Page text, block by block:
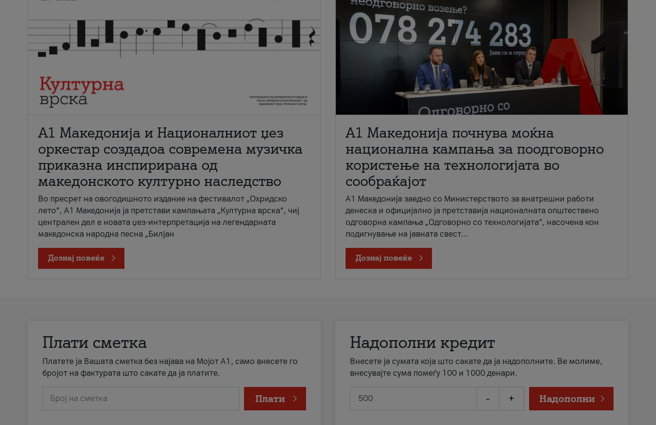
А1 Македонија и Националниот џез
оркестар создадоа современа музичка
приказна инспирирана од
македонското културно наследство
Во пресрет на овогодишното издание на фестивалот „Охридско
лето“, А1 Македонија ја претстави кампањата „Културна врска“, чиј
централен дел е новата џез-интерпретација на легендарната
македонска народна песна „Билјан
Дознај повеќе
A1 Македонија почнува моќна
национална кампања за поодговорно
користење на технологијата во
сообраќајот
A1 Македонија заедно со Министерството за внатрешни работи
денеска и официјално ја претставија националната општествено
одговорна кампања „Одговорно со технологијата“, насочена кон
подигнување на јавната свест...
Дознај повеќе
Плати сметка
Платете ја Вашата сметка без најава на Мојот А1, само внесете го
бројот на фактурата што сакате да ја платите.
Број на сметка Плати
Надополни кредит
Внесете ја сумата која што сакате да ја надополните. Ве молиме,
внесувајте сума помеѓу 100 и 1000 денари.
- + Надополни